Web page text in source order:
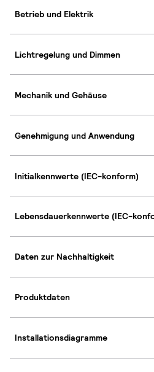
Betrieb und Elektrik
Lichtregelung und Dimmen
Mechanik und Gehäuse
Genehmigung und Anwendung
Initialkennwerte (IEC-konform)
Lebensdauerkennwerte (IEC-
Daten zur Nachhaltigkeit
Produktdaten
Installationsdiagramme